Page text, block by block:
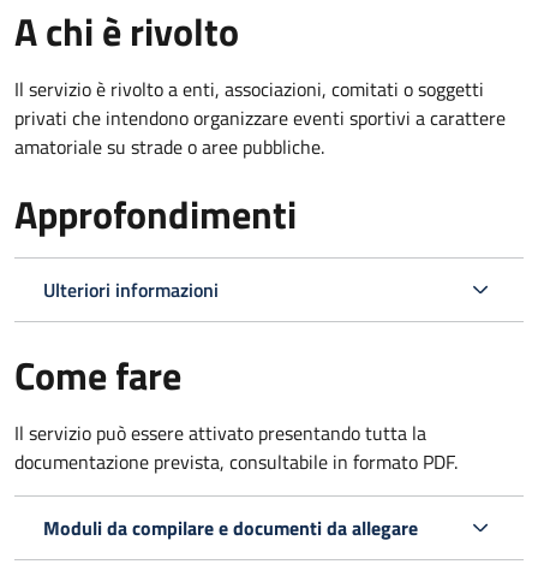
A chi è rivolto
Il servizio è rivolto a enti, associazioni, comitati o soggetti
privati che intendono organizzare eventi sportivi a carattere
amatoriale su strade o aree pubbliche.
Approfondimenti
Ulteriori informazioni
Come fare
Il servizio può essere attivato presentando tutta la
documentazione prevista, consultabile in formato PDF.
Moduli da compilare e documenti da allegare